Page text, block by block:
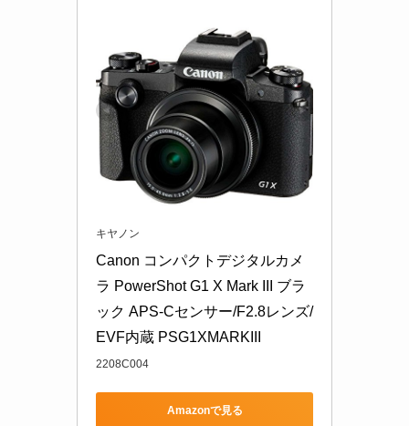
キヤノン
Canon コンパクトデジタルカメ
ラ PowerShot G1 X Mark III ブラ
ック APS-Cセンサー/F2.8レンズ/
EVF内蔵 PSG1XMARKIII
2208C004
Amazonで見る